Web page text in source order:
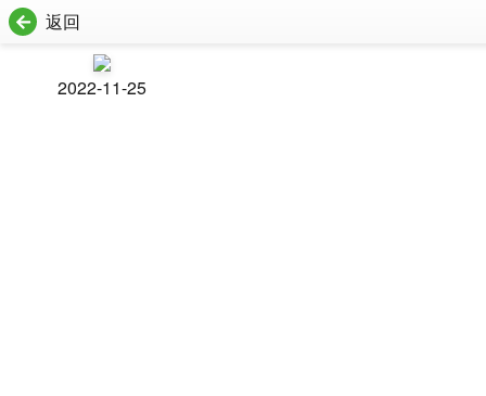
返回
2022-11-25